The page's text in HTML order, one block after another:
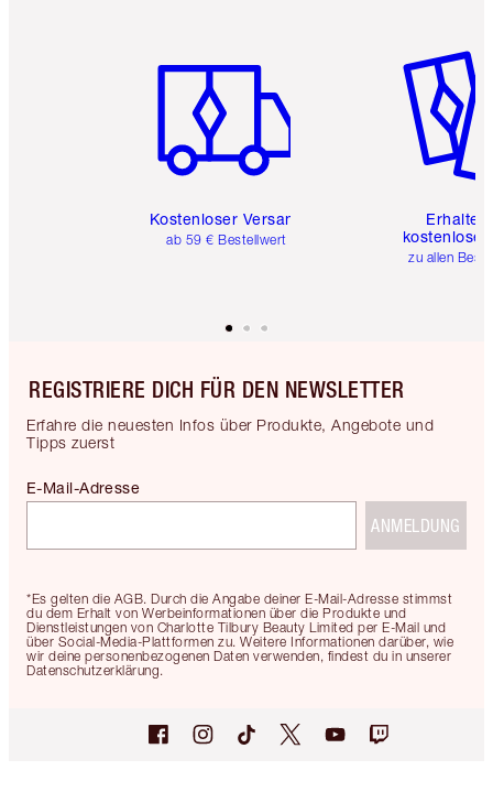
Kostenloser Versand
ab 59 € Bestellwert
Erhalte
kostenlose
zu allen
REGISTRIERE DICH FÜR DEN NEWSLETTER
Erfahre die neuesten Infos über Produkte, Angebote und
Tipps zuerst
*Es gelten die AGB. Durch die Angabe deiner E-Mail-Adresse stimmst
du dem Erhalt von Werbeinformationen über die Produkte und
Dienstleistungen von Charlotte Tilbury Beauty Limited per E-Mail und
über Social-Media-Plattformen zu. Weitere Informationen darüber, wie
wir deine personenbezogenen Daten verwenden, findest du in unserer
Datenschutzerklärung.
E-Mail-Adresse
ANMELDUNG